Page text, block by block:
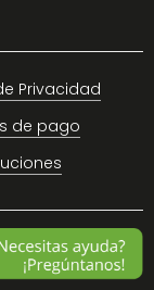
Privacidad
de pago
Site Map